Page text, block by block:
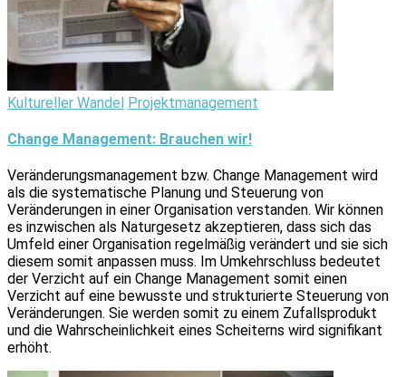
Kultureller Wandel Projektmanagement
Change Management: Brauchen wir!
Veränderungsmanagement bzw. Change Management wird
als die systematische Planung und Steuerung von
Veränderungen in einer Organisation verstanden. Wir können
es inzwischen als Naturgesetz akzeptieren, dass sich das
Umfeld einer Organisation regelmäßig verändert und sie sich
diesem somit anpassen muss. Im Umkehrschluss bedeutet
der Verzicht auf ein Change Management somit einen
Verzicht auf eine bewusste und strukturierte Steuerung von
Veränderungen. Sie werden somit zu einem Zufallsprodukt
und die Wahrscheinlichkeit eines Scheiterns wird signifikant
erhöht.